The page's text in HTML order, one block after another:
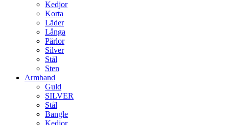
Kedjor
Korta
Läder
Långa
Pärlor
Silver
Stål
Sten
Armband
Guld
SILVER
Stål
Bangle
Kedjor